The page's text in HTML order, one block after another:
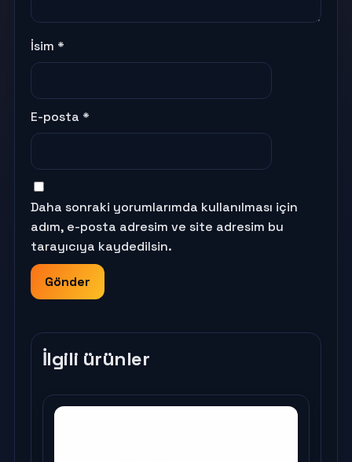
İsim *
E-posta *
Daha sonraki yorumlarımda kullanılması için
adım, e-posta adresim ve site adresim bu
tarayıcıya kaydedilsin.
İlgili ürünler